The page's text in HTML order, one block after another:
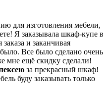
для изготовления мебели,
Я заказывала шкаф-купе в
и заканчивая
Все было сделано очень
мне ещё скидку сделали!
за прекрасный шкаф!
буду заказывать только